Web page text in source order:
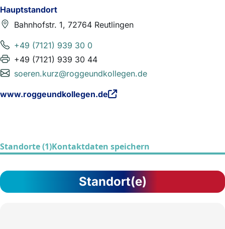
Hauptstandort
Bahnhofstr. 1, 72764 Reutlingen
+49 (7121) 939 30 0
+49 (7121) 939 30 44
soeren.kurz@roggeundkollegen.de
www.roggeundkollegen.de
Standorte (1)Kontaktdaten speichern
Standort(e)